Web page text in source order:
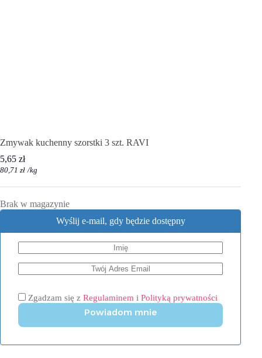
Zmywak kuchenny szorstki 3 szt. RAVI
5,65 zł
80,71 zł /kg
Brak w magazynie
Wyślij e-mail, gdy będzie dostępny
Zgadzam się z Regulaminem i Polityką prywatności
Powiadom mnie